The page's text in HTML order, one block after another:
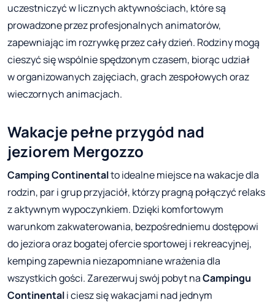
uczestniczyć w licznych aktywnościach, które są
prowadzone przez profesjonalnych animatorów,
zapewniając im rozrywkę przez cały dzień. Rodziny mogą
cieszyć się wspólnie spędzonym czasem, biorąc udział
w organizowanych zajęciach, grach zespołowych oraz
wieczornych animacjach.
Wakacje pełne przygód nad
jeziorem Mergozzo
Camping Continentalto idealne miejsce na wakacje dla
rodzin, par i grup przyjaciół, którzy pragną połączyć relaks
z aktywnym wypoczynkiem. Dzięki komfortowym
warunkom zakwaterowania, bezpośredniemu dostępowi
do jeziora oraz bogatej ofercie sportowej i rekreacyjnej,
kemping zapewnia niezapomniane wrażenia dla
wszystkich gości. Zarezerwuj swój pobyt naCampingu
Continentali ciesz się wakacjami nad jednym